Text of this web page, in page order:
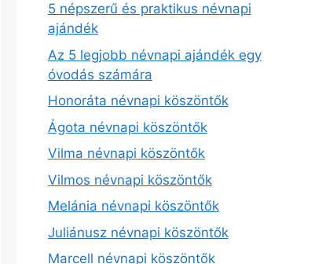
5 népszerű és praktikus névnapi
ajándék
Az 5 legjobb névnapi ajándék egy
óvodás számára
Honoráta névnapi köszöntők
Ágota névnapi köszöntők
Vilma névnapi köszöntők
Vilmos névnapi köszöntők
Melánia névnapi köszöntők
Juliánusz névnapi köszöntők
Marcell névnapi köszöntők